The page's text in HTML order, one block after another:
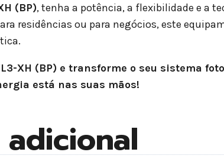
(BP), tenha a potência, a flexibilidade e a
residências ou para negócios, este
XH (BP) e transforme o seu sistema
está nas suas mãos!